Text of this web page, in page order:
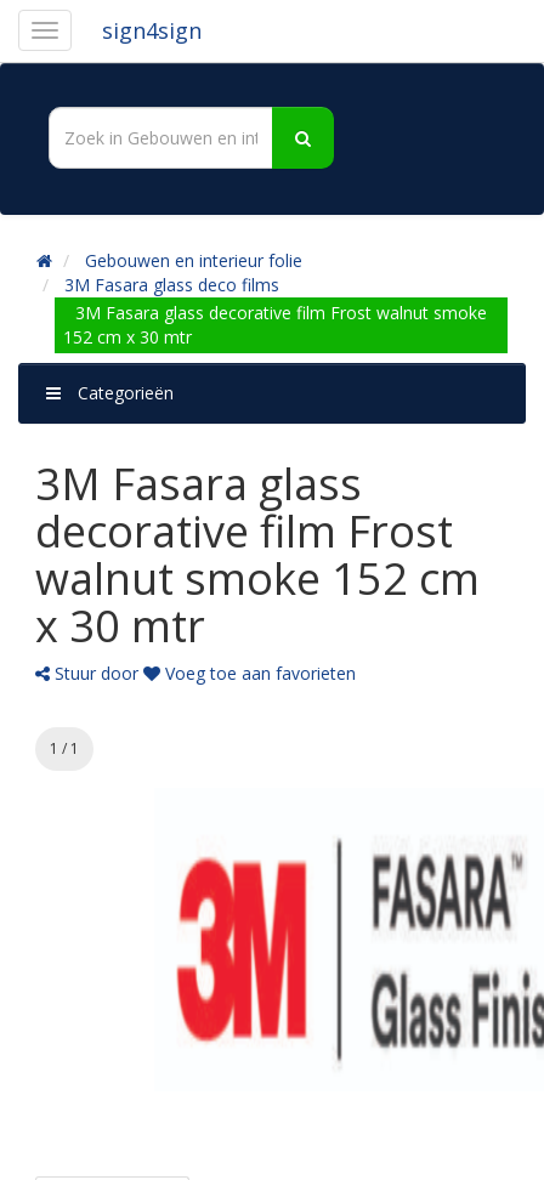
sign4sign
Gebouwen en interieur folie
3M Fasara glass deco films
3M Fasara glass decorative film Frost walnut smoke
152 cm x 30 mtr
Categorieën
3M Fasara glass
decorative film Frost
walnut smoke 152 cm
x 30 mtr
Stuur door Voeg toe aan favorieten
1 / 1